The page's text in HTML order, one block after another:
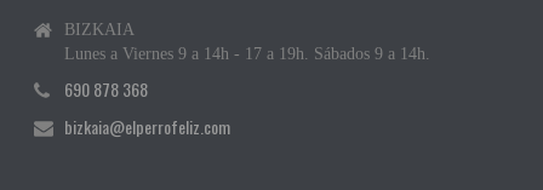
BIZKAIA
Lunes a Viernes 9 a 14h - 17 a 19h. Sábados 9 a 14h.
690 878 368
bizkaia@elperrofeliz.com